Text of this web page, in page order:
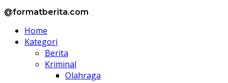
@formatberita.com
Home
Kategori
Berita
Kriminal
Olahraga